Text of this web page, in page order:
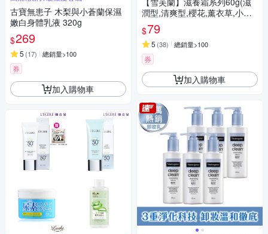
古寶無患子 木梨與小蒼蘭保濕
嫩白身體乳液 320g
$269
5 (17) 總銷量>100
券
加入購物車
潤型,清爽型,櫻花,薰衣草,小蒼
蘭)
$79
5 (38) 總銷量>100
券
加入購物車